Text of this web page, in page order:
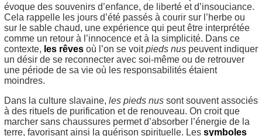
évoque des souvenirs d’enfance, de liberté et d’insouciance.
Cela rappelle les jours d’été passés à courir sur l’herbe ou
sur le sable chaud, une expérience qui peut être interprétée
comme un retour à l’innocence et à la simplicité. Dans ce
contexte, les rêves où l’on se voitpieds nus peuvent indiquer
un désir de se reconnecter avec soi-même ou de retrouver
une période de sa vie où les responsabilités étaient
moindres.
Dans la culture slavaine, les pieds nus sont souvent associés
à des rituels de purification et de renouveau. On croit que
marcher sans chaussures permet d’absorber l’énergie de la
terre, favorisant ainsi la guérison spirituelle. Les symboles